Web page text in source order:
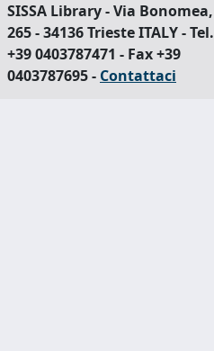
SISSA Library - Via Bonomea,
265 - 34136 Trieste ITALY - Tel.
+39 0403787471 - Fax +39
0403787695 - Contattaci